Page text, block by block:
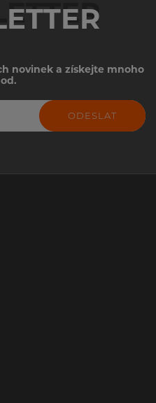
novinek a získejte mnoho
ODESLAT